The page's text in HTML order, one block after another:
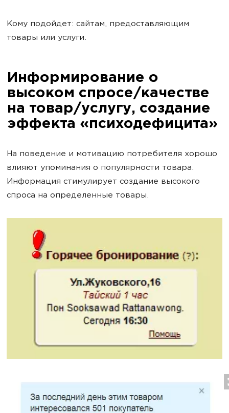
Кому подойдет: сайтам, предоставляющим
товары или услуги.
Информирование о
высоком спросе/качестве
на товар/услугу, создание
эффекта «психодефицита»
На поведение и мотивацию потребителя хорошо
влияют упоминания о популярности товара.
Информация стимулирует создание высокого
спроса на определенные товары.